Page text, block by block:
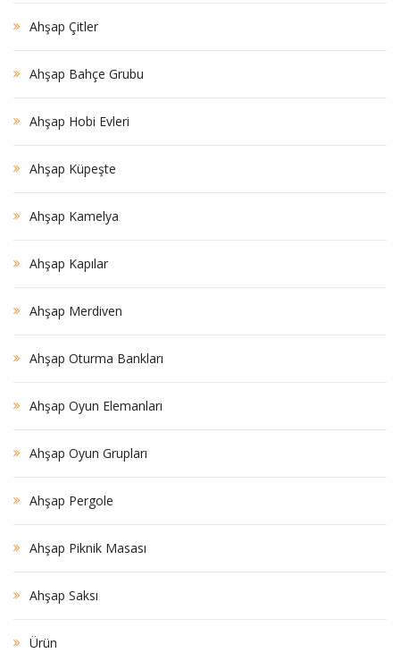
Ahşap Çitler
Ahşap Bahçe Grubu
Ahşap Hobi Evleri
Ahşap Küpeşte
Ahşap Kamelya
Ahşap Kapılar
Ahşap Merdiven
Ahşap Oturma Bankları
Ahşap Oyun Elemanları
Ahşap Oyun Grupları
Ahşap Pergole
Ahşap Piknik Masası
Ahşap Saksı
Ürün